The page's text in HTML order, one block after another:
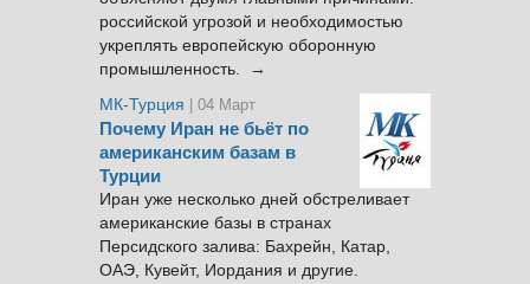
российской угрозой и необходимостью
укреплять европейскую оборонную
промышленность. →
МК-Турция
| 04 Март
Почему Иран не бьёт по
американским базам в
Турции
Иран уже несколько дней обстреливает
американские базы в странах
Персидского залива: Бахрейн, Катар,
ОАЭ, Кувейт, Иордания и другие.